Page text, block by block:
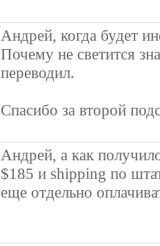
Андрей, когда будет
Почему не светится
переводил.
Спасибо за второй
Андрей, а как
$185 и shipping по
еще отдельно